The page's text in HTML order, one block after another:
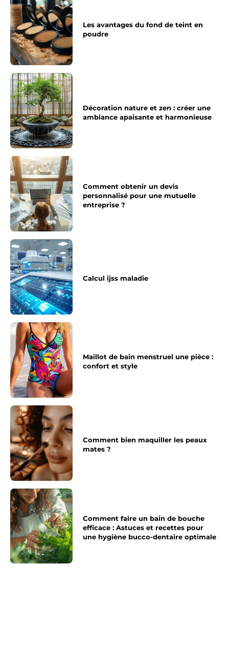
Les avantages du fond de teint en
poudre
Décoration nature et zen : créer une
ambiance apaisante et harmonieuse
Comment obtenir un devis
personnalisé pour une mutuelle
entreprise ?
Calcul ijss maladie
Maillot de bain menstruel une pièce :
confort et style
Comment bien maquiller les peaux
mates ?
Comment faire un bain de bouche
efficace : Astuces et recettes pour
une hygiène bucco-dentaire optimale